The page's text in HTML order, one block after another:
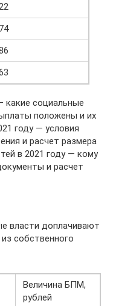
какие социальные
положены и их
году — условия
и расчет размера
в 2021 году — кому
и расчет
власти доплачивают
собственного
Величина БПМ,
рублей